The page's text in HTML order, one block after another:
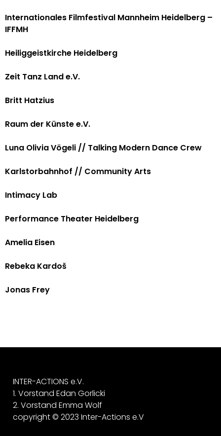
Internationales Filmfestival Mannheim Heidelberg –
IFFMH
Heiliggeistkirche Heidelberg
Zeit Tanz Land e.V.
Britt Hatzius
Raum der Künste e.V.
Luna Olivia Vögeli // Talking Modern Dance Crew
Karlstorbahnhof // Community Arts
Intimacy Lab
Performance Theater Heidelberg
Amelia Eisen
Rebeka Kardoš
Jonas Frey
INTER-ACTIONS e.V.
1. Vorstand Edan Gorlicki
2. Vorstand Emma Wolf
copyright © 2023 Inter-Actions e.V